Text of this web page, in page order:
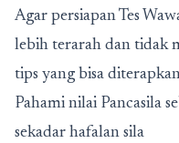
Agar persiapan Tes
lebih terarah dan tidak
tips yang bisa
Pahami nilai Pancasila
sekadar hafalan sila